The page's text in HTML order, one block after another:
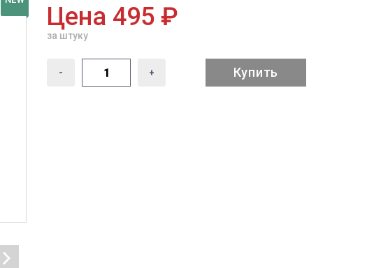
Цена 495 ₽
за штуку
- + Купить